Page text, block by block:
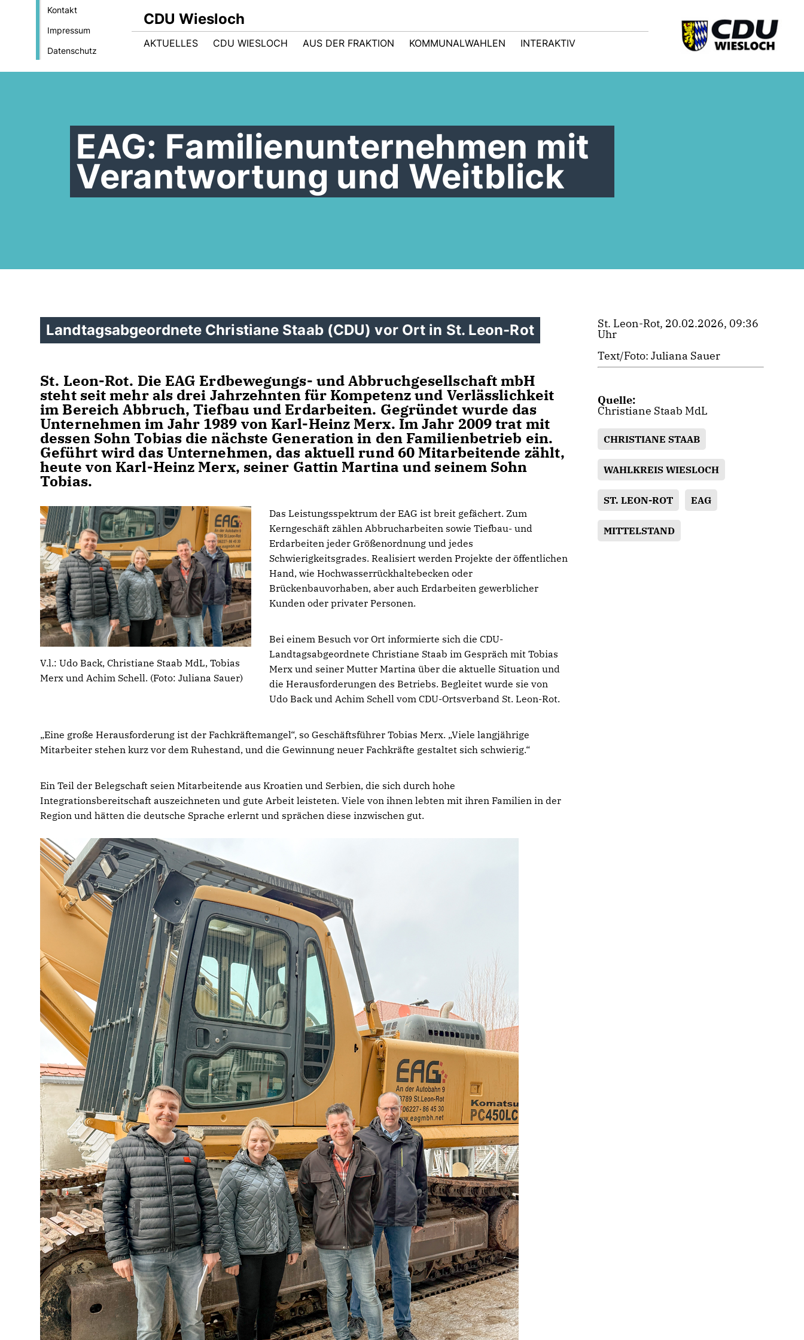
Kontakt
Impressum
Datenschutz
CDU Wiesloch
AKTUELLES CDU WIESLOCH AUS DER FRAKTION KOMMUNALWAHLEN INTERAKTIV
EAG: Familienunternehmen mit
Verantwortung und Weitblick
Landtagsabgeordnete Christiane Staab (CDU) vor Ort in St. Leon-Rot
St. Leon-Rot. Die EAG Erdbewegungs- und Abbruchgesellschaft mbH
steht seit mehr als drei Jahrzehnten für Kompetenz und Verlässlichkeit
im Bereich Abbruch, Tiefbau und Erdarbeiten. Gegründet wurde das
Unternehmen im Jahr 1989 von Karl-Heinz Merx. Im Jahr 2009 trat mit
dessen Sohn Tobias die nächste Generation in den Familienbetrieb ein.
Geführt wird das Unternehmen, das aktuell rund 60 Mitarbeitende zählt,
heute von Karl-Heinz Merx, seiner Gattin Martina und seinem Sohn
Tobias.
V.l.: Udo Back, Christiane Staab MdL, Tobias
Merx und Achim Schell. (Foto: Juliana Sauer)
Das Leistungsspektrum der EAG ist breit gefächert. Zum
Kerngeschäft zählen Abbrucharbeiten sowie Tiefbau- und
Erdarbeiten jeder Größenordnung und jedes
Schwierigkeitsgrades. Realisiert werden Projekte der öffentlichen
Hand, wie Hochwasserrückhaltebecken oder
Brückenbauvorhaben, aber auch Erdarbeiten gewerblicher
Kunden oder privater Personen.
Bei einem Besuch vor Ort informierte sich die CDU-
Landtagsabgeordnete Christiane Staab im Gespräch mit Tobias
Merx und seiner Mutter Martina über die aktuelle Situation und
die Herausforderungen des Betriebs. Begleitet wurde sie von
Udo Back und Achim Schell vom CDU-Ortsverband St. Leon-Rot.
Eine große Herausforderung ist der Fachkräftemangel“, so Geschäftsführer Tobias Merx. „Viele langjährige
Mitarbeiter stehen kurz vor dem Ruhestand, und die Gewinnung neuer Fachkräfte gestaltet sich schwierig.“
Ein Teil der Belegschaft seien Mitarbeitende aus Kroatien und Serbien, die sich durch hohe
Integrationsbereitschaft auszeichneten und gute Arbeit leisteten. Viele von ihnen lebten mit ihren Familien in der
Region und hätten die deutsche Sprache erlernt und sprächen diese inzwischen gut.
St. Leon-Rot, 20.02.2026, 09:36
Uhr
Text/Foto: Juliana Sauer
Quelle:
Christiane Staab MdL
CHRISTIANE STAAB
WAHLKREIS WIESLOCH
ST. LEON-ROT EAG
MITTELSTAND